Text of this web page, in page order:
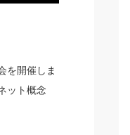
を開催しま
ット概念